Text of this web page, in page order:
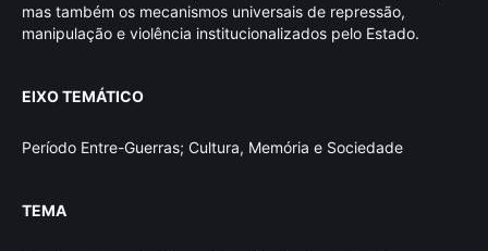
mas também os mecanismos universais de repressão,
manipulação e violência institucionalizados pelo Estado.
EIXO TEMÁTICO
Período Entre-Guerras; Cultura, Memória e Sociedade
TEMA